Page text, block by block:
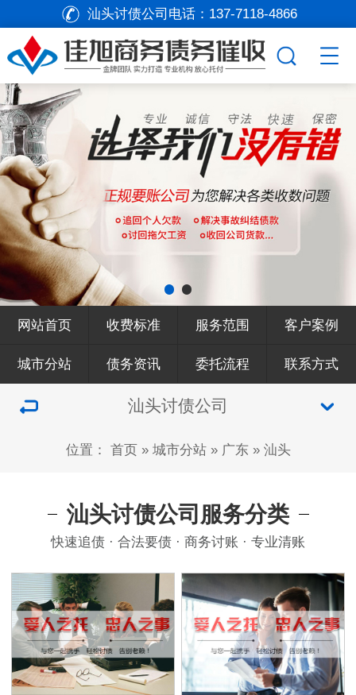
汕头讨债公司电话： 137-7118-4866
网站首页 收费标准 服务范围 客户案例
城市分站 债务资讯 委托流程 联系方式
汕头讨债公司
位置： 首页» 城市分站» 广东» 汕头
汕头讨债公司服务分类
快速追债 · 合法要债 · 商务讨账 · 专业清账